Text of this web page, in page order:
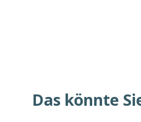
Das könnte